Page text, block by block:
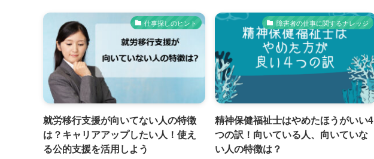
仕事探しのヒント
就労移行支援が向いてない人の特徴
は？キャリアアップしたい人！使え
る公的支援を活用しよう
障害者の仕事に関するナレッジ
精神保健福祉士はやめたほうがいい4
つの訳！向いている人、向いていな
い人の特徴は？